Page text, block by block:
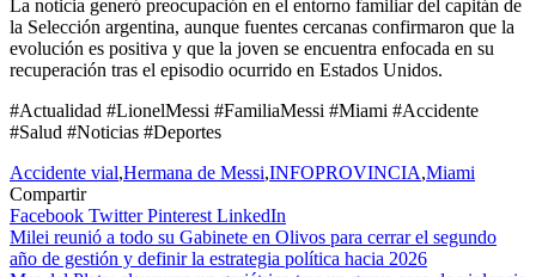
La noticia generó preocupación en el entorno familiar del capitán de
la Selección argentina, aunque fuentes cercanas confirmaron que la
evolución es positiva y que la joven se encuentra enfocada en su
recuperación tras el episodio ocurrido en Estados Unidos.
#Actualidad #LionelMessi #FamiliaMessi #Miami #Accidente
#Salud #Noticias #Deportes
Accidente vial,Hermana de Messi,INFOPROVINCIA,Miami
Compartir
Facebook TwitterPinterest LinkedIn
Navegación
Milei reunió a todo su Gabinete en Olivos para cerrar el segundo
año de gestión y definir la estrategia política hacia 2026